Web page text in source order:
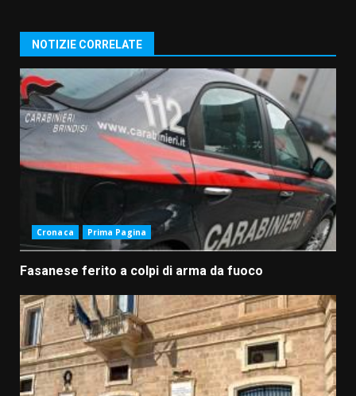
NOTIZIE CORRELATE
Cronaca Prima Pagina
Fasanese ferito a colpi di arma da fuoco